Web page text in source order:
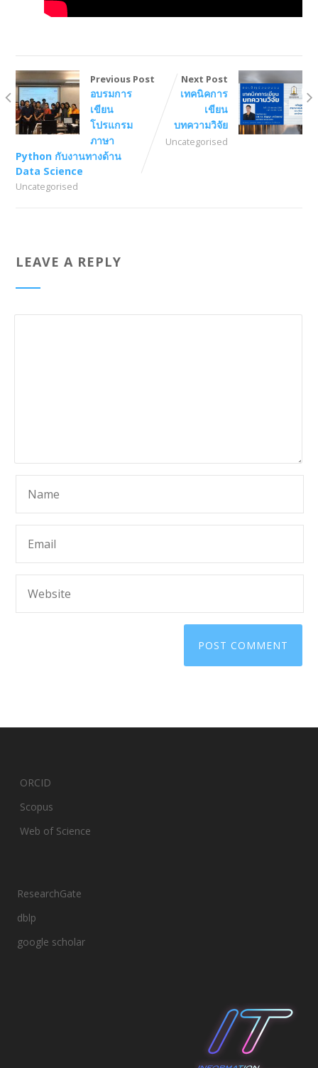
Previous Post
อบรมการ
เขียน
โปรแกรม
ภาษา
Python กับงานทางด้าน
Data Science
Uncategorised
Next Post
เทคนิคการ
เขียน
บทความวิจัย
Uncategorised
LEAVE A REPLY
ORCID
Scopus
Web of Science
ResearchGate
dblp
google scholar